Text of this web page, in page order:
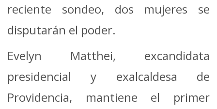
reciente sondeo, dos mujeres se
disputarán el poder.
Evelyn Matthei, excandidata
presidencial y exalcaldesa de
Providencia, mantiene el primer